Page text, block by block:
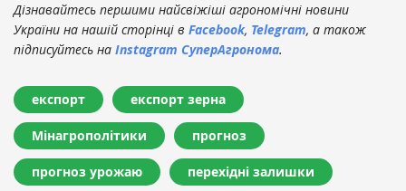
Дізнавайтесь першими найсвіжіші агрономічні новини
України на нашій сторінці в Facebook, Telegram, а також
підписуйтесь на Instagram СуперАгронома.
експорт експорт зерна
Мінагрополітики прогноз
прогноз урожаю перехідні залишки